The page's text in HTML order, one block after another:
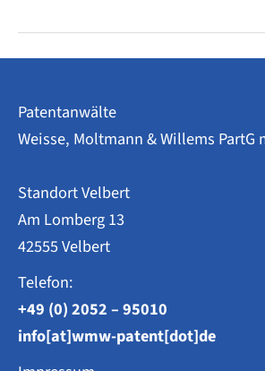
ab
2025
Patentanwälte
Weisse, Moltmann & Willems PartG
Standort Velbert
Am Lomberg 13
42555 Velbert
Telefon:
+49 (0) 2052 – 95010
info[at]wmw-patent[dot]de